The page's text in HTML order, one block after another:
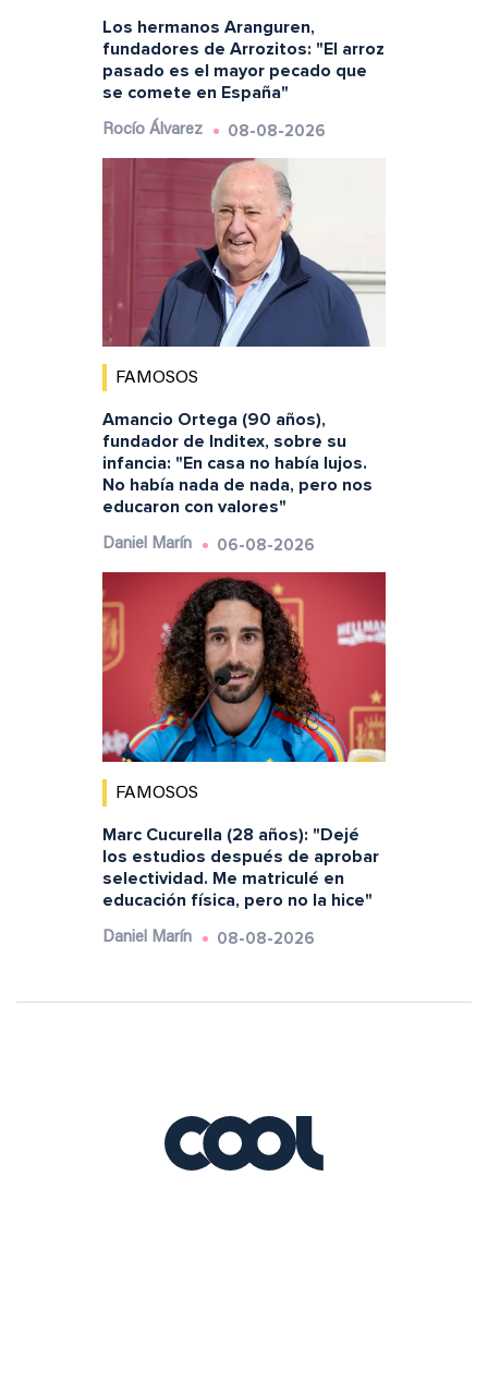
Los hermanos Aranguren,
fundadores de Arrozitos: "El arroz
pasado es el mayor pecado que
se comete en España"
Rocío Álvarez 08-08-2026
FAMOSOS
Amancio Ortega (90 años),
fundador de Inditex, sobre su
infancia: "En casa no había lujos.
No había nada de nada, pero nos
educaron con valores"
Daniel Marín 06-08-2026
FAMOSOS
Marc Cucurella (28 años): "Dejé
los estudios después de aprobar
selectividad. Me matriculé en
educación física, pero no la hice"
Daniel Marín 08-08-2026